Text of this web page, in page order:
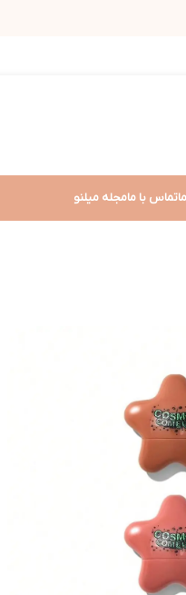
تماس با مامجله میلنو